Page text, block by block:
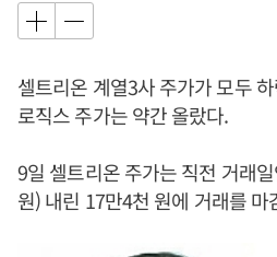
셀트리온 계열3사 주가가 모두
로직스 주가는 약간 올랐다.
9일 셀트리온 주가는 직전 거래
원) 내린 17만4천 원에 거래를 마